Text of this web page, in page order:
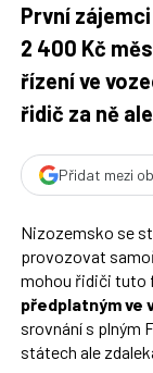
První
2 400 Kč
řízení ve
řidič za ně
Přidat mezi
Nizozemsko se
provozovat
mohou řidiči tuto
předplatným ve
srovnání s plným
státech ale